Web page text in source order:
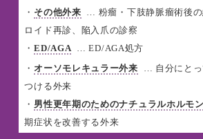
・ その他外来
… 粉瘤・下肢静脈瘤術後
ロイド再診、陥入爪の診察
・ED/AGA
… ED/AGA処方
・オーソモレキュラー外来
… 自分にと
つける外来
・ 男性更年期のためのナチュラルホルモ
期症状を改善する外来